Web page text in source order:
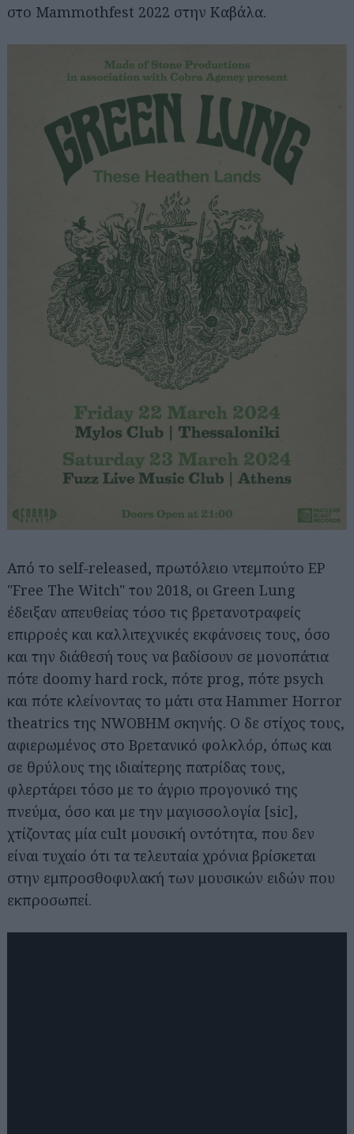
στο Mammothfest 2022 στην Καβάλα.
Από το self-released, πρωτόλειο ντεμπούτο EP
"Free The Witch" του 2018, οι Green Lung
έδειξαν απευθείας τόσο τις βρετανοτραφείς
επιρροές και καλλιτεχνικές εκφάνσεις τους, όσο
και την διάθεσή τους να βαδίσουν σε μονοπάτια
πότε doomy hard rock, πότε prog, πότε psych
και πότε κλείνοντας το μάτι στα Hammer Horror
theatrics της NWOBHM σκηνής. Ο δε στίχος τους,
αφιερωμένος στο Βρετανικό φολκλόρ, όπως και
σε θρύλους της ιδιαίτερης πατρίδας τους,
φλερτάρει τόσο με το άγριο προγονικό της
πνεύμα, όσο και με την μαγισσολογία [sic],
χτίζοντας μία cult μουσική οντότητα, που δεν
είναι τυχαίο ότι τα τελευταία χρόνια βρίσκεται
στην εμπροσθοφυλακή των μουσικών ειδών που
εκπροσωπεί.